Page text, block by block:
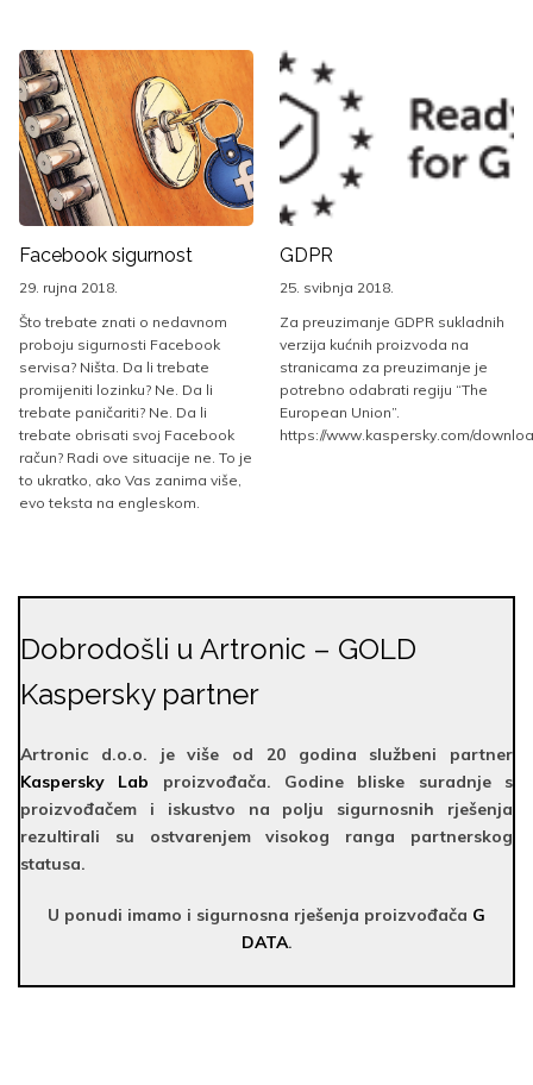
Facebook sigurnost
29. rujna 2018.
Što trebate znati o nedavnom
proboju sigurnosti Facebook
servisa? Ništa. Da li trebate
promijeniti lozinku? Ne. Da li
trebate paničariti? Ne. Da li
trebate obrisati svoj Facebook
račun? Radi ove situacije ne. To je
to ukratko, ako Vas zanima više,
evo teksta na engleskom.
GDPR
25. svibnja 2018.
Za preuzimanje GDPR sukladnih
verzija kućnih proizvoda na
stranicama za preuzimanje je
potrebno odabrati regiju “The
European Union”.
https://www.kaspersky.com/
Dobrodošli u Artronic – GOLD
Kaspersky partner
Artronic d.o.o. je više od 20 godina službeni partner
Kaspersky Lab proizvođača. Godine bliske suradnje s
proizvođačem i iskustvo na polju sigurnosnih rješenja
rezultirali su ostvarenjem visokog ranga partnerskog
statusa.
U ponudi imamo i sigurnosna rješenja proizvođača G
DATA.